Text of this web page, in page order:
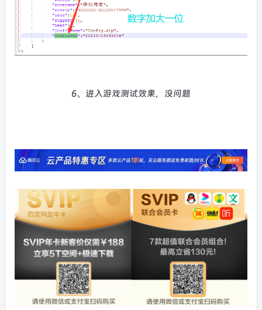
6、进入游戏测试效果，没问题